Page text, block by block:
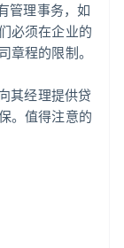
管理事务，如
必须在企业的
章程的限制。
其经理提供贷
。值得注意的